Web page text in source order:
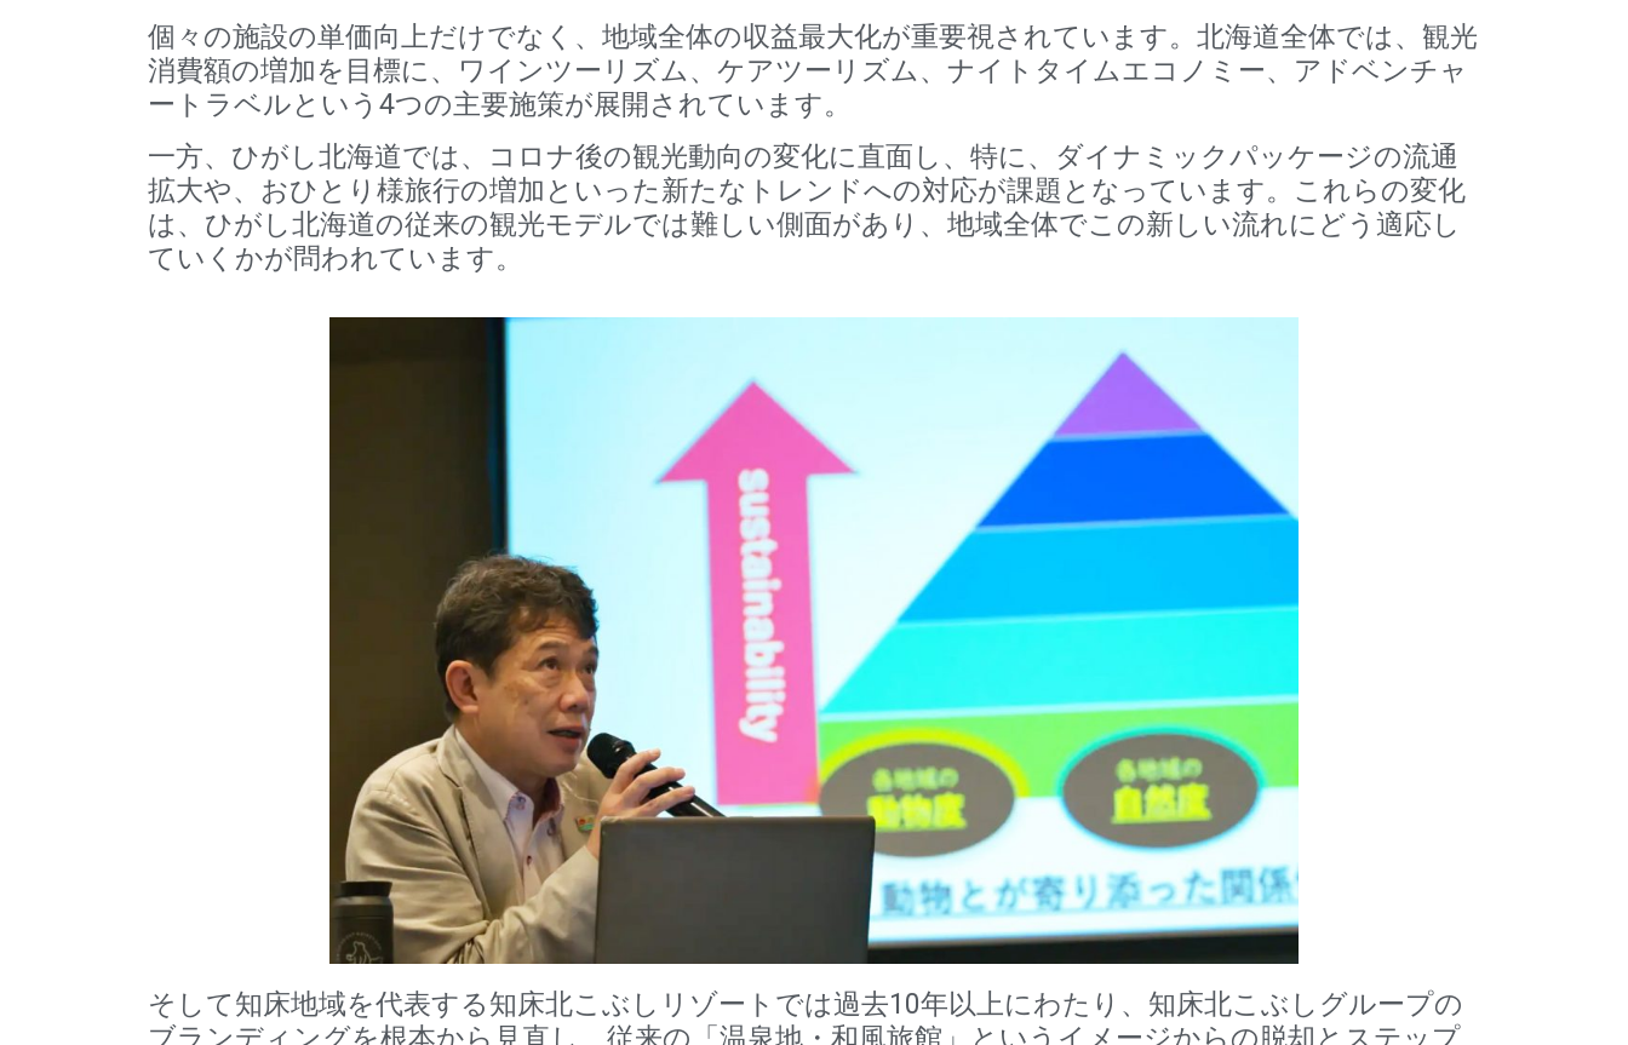
個々の施設の単価向上だけでなく、地域全体の収益最大化が重要視されています。北海道全体では、観光
消費額の増加を目標に、ワインツーリズム、ケアツーリズム、ナイトタイムエコノミー、アドベンチャ
ートラベルという4つの主要施策が展開されています。
一方、ひがし北海道では、コロナ後の観光動向の変化に直面し、特に、ダイナミックパッケージの流通
拡大や、おひとり様旅行の増加といった新たなトレンドへの対応が課題となっています。これらの変化
は、ひがし北海道の従来の観光モデルでは難しい側面があり、地域全体でこの新しい流れにどう適応し
ていくかが問われています。
そして知床地域を代表する知床北こぶしリゾートでは過去10年以上にわたり、知床北こぶしグループの
ブランディングを根本から見直し、従来の「温泉地・和風旅館」というイメージからの脱却とステップ